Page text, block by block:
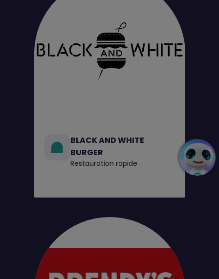
BLACK AND WHITE
BURGER
Restauration rapide